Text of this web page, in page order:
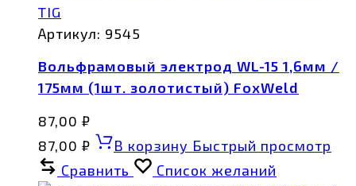
TIG
Артикул: 9545
Вольфрамовый электрод WL-15 1,6мм /
175мм (1шт. золотистый) FoxWeld
87,00 ₽
87,00 ₽ В корзину Быстрый просмотр
Сравнить
Список желаний